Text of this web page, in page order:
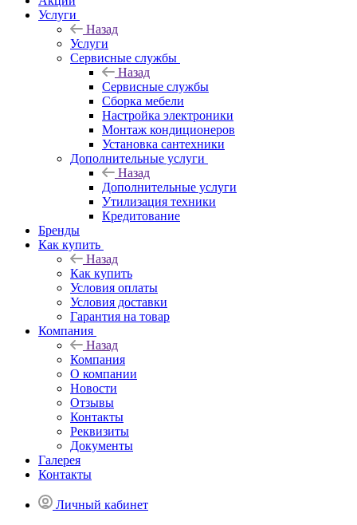
Услуги
Назад
Услуги
Сервисные службы
Назад
Сервисные службы
Сборка мебели
Настройка электроники
Монтаж кондиционеров
Установка сантехники
Дополнительные услуги
Назад
Дополнительные услуги
Утилизация техники
Кредитование
Бренды
Как купить
Назад
Как купить
Условия оплаты
Условия доставки
Гарантия на товар
Компания
Назад
Компания
О компании
Новости
Отзывы
Контакты
Реквизиты
Документы
Галерея
Контакты
Личный кабинет